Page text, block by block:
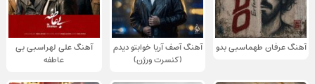
آهنگ عرفان طهماسبی بدو
آهنگ آصف آریا خوابتو دیدم
(کنسرت ورژن)
آهنگ علی لهراسبی بی
عاطفه